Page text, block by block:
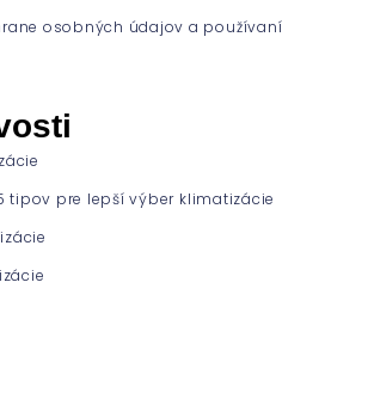
osobných údajov a používaní
tipov pre lepší výber klimatizácie